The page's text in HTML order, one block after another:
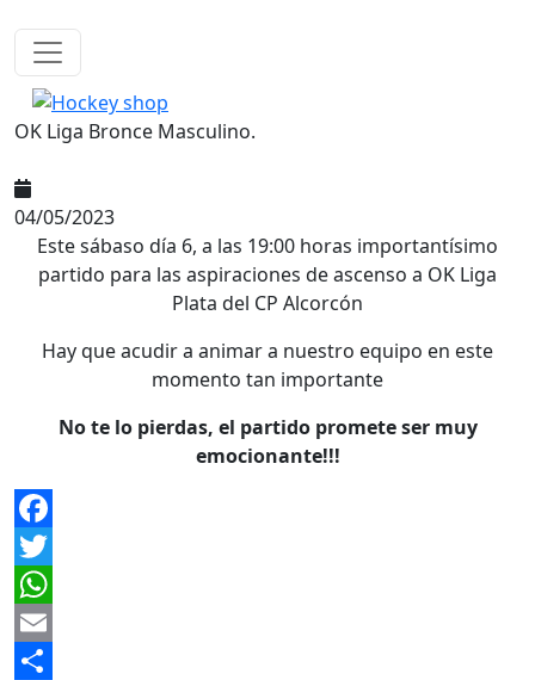
OK Liga Bronce Masculino.
04/05/2023
Este sábaso día 6, a las 19:00 horas importantísimo
partido para las aspiraciones de ascenso a OK Liga
Plata del CP Alcorcón
Hay que acudir a animar a nuestro equipo en este
momento tan importante
No te lo pierdas, el partido promete ser muy
emocionante!!!
Facebook
Twitter
WhatsApp
Email